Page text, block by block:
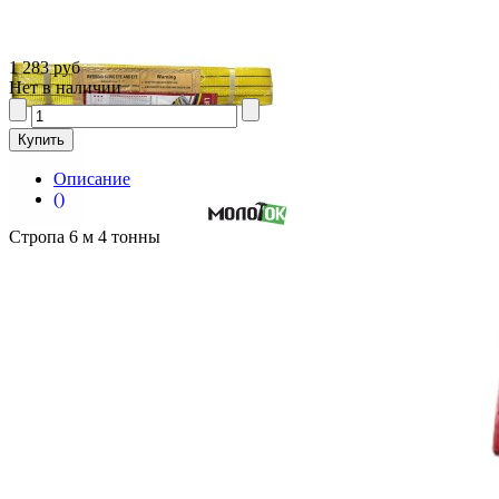
1 283 руб
Нет в наличии
Описание
()
Стропа 6 м 4 тонны